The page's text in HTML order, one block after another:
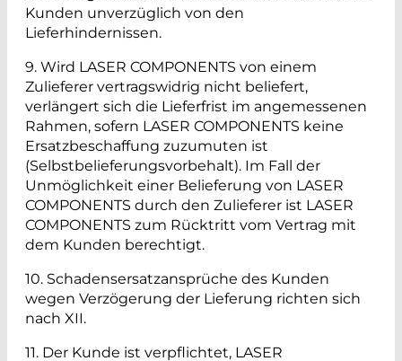
Kunden unverzüglich von den
Lieferhindernissen.
9. Wird LASER COMPONENTS von einem
Zulieferer vertragswidrig nicht beliefert,
verlängert sich die Lieferfrist im angemessenen
Rahmen, sofern LASER COMPONENTS keine
Ersatzbeschaffung zuzumuten ist
(Selbstbelieferungsvorbehalt). Im Fall der
Unmöglichkeit einer Belieferung von LASER
COMPONENTS durch den Zulieferer ist LASER
COMPONENTS zum Rücktritt vom Vertrag mit
dem Kunden berechtigt.
10. Schadensersatzansprüche des Kunden
wegen Verzögerung der Lieferung richten sich
nach XII.
11. Der Kunde ist verpflichtet, LASER